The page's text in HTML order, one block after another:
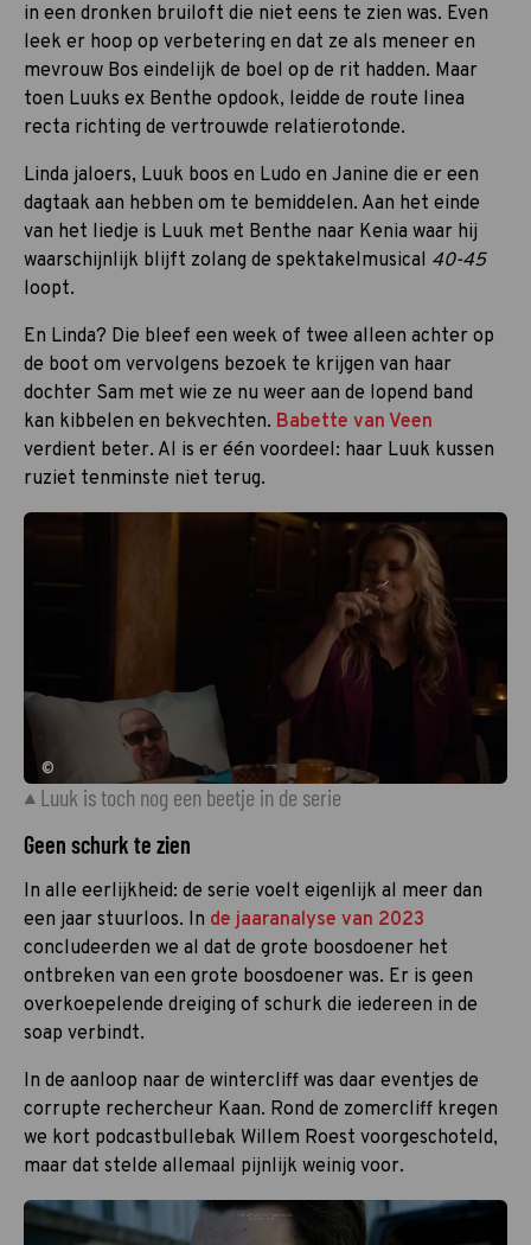
in een dronken bruiloft die niet eens te zien was. Even
leek er hoop op verbetering en dat ze als meneer en
mevrouw Bos eindelijk de boel op de rit hadden. Maar
toen Luuks ex Benthe opdook, leidde de route linea
recta richting de vertrouwde relatierotonde.
Linda jaloers, Luuk boos en Ludo en Janine die er een
dagtaak aan hebben om te bemiddelen. Aan het einde
van het liedje is Luuk met Benthe naar Kenia waar hij
waarschijnlijk blijft zolang de spektakelmusical 40-45
loopt.
En Linda? Die bleef een week of twee alleen achter op
de boot om vervolgens bezoek te krijgen van haar
dochter Sam met wie ze nu weer aan de lopend band
kan kibbelen en bekvechten. Babette van Veen
verdient beter. Al is er één voordeel: haar Luuk kussen
ruziet tenminste niet terug.
©
Luuk is toch nog een beetje in de serie
Geen schurk te zien
In alle eerlijkheid: de serie voelt eigenlijk al meer dan
een jaar stuurloos. In de jaaranalyse van 2023
concludeerden we al dat de grote boosdoener het
ontbreken van een grote boosdoener was. Er is geen
overkoepelende dreiging of schurk die iedereen in de
soap verbindt.
In de aanloop naar de wintercliff was daar eventjes de
corrupte rechercheur Kaan. Rond de zomercliff kregen
we kort podcastbullebak Willem Roest voorgeschoteld,
maar dat stelde allemaal pijnlijk weinig voor.